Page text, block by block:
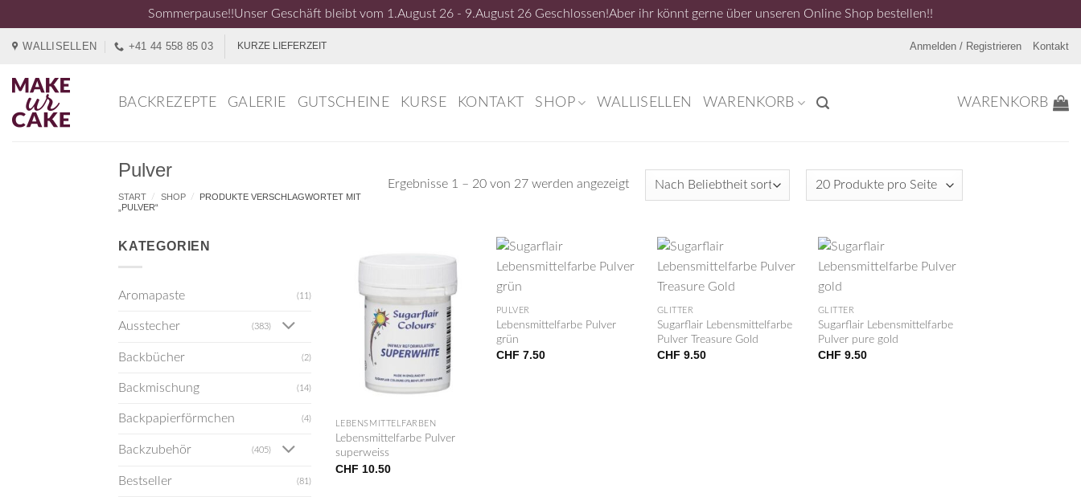
Sommerpause!!Unser Geschäft bleibt vom 1.August 26 - 9.August 26 Geschlossen!Aber ihr könnt gerne über unseren Online Shop bestellen!!
springen
WALLISELLEN +41 44 558 85 03 KURZE LIEFERZEIT Anmelden / Registrieren Kontakt
BACKREZEPTE GALERIE GUTSCHEINE KURSE KONTAKT SHOP WALLISELLEN WARENKORB WARENKORB
Pulver
START / SHOP /
PRODUKTE VERSCHLAGWORTET MIT
„PULVER“
Ergebnisse 1 – 20 von 27 werden angezeigtNach
Beliebtheit
KATEGORIEN
Aromapaste (11)
Ausstecher (383)
Backbücher (2)
Backmischung (14)
Backpapierförmchen (4)
Backzubehör (405)
Bestseller (81)
LEBENSMITTELFARBEN
Lebensmittelfarbe Pulver
superweiss
CHF 10.50
PULVER
Lebensmittelfarbe Pulver
grün
CHF 7.50
GLITTER
Sugarflair Lebensmittelfarbe
Pulver Treasure Gold
CHF 9.50
+
GLITTER
Sugarflair Lebensmittelfarbe
Pulver pure gold
CHF 9.50